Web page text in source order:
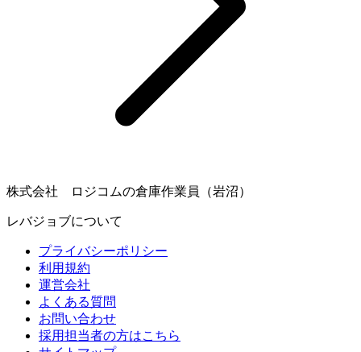
株式会社 ロジコムの倉庫作業員（岩沼）
レバジョブについて
プライバシーポリシー
利用規約
運営会社
よくある質問
お問い合わせ
採用担当者の方はこちら